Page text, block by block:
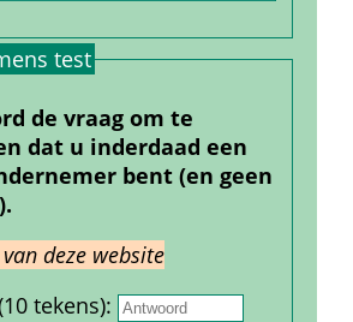
test
de vraag om te
dat u inderdaad een
bent (en geen
deze website
tekens):